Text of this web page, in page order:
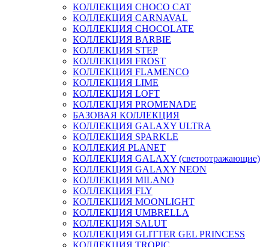
КОЛЛЕКЦИЯ CHOCO CAT
КОЛЛЕКЦИЯ CARNAVAL
КОЛЛЕКЦИЯ CHOCOLATE
КОЛЛЕКЦИЯ BARBIE
КОЛЛЕКЦИЯ STEP
КОЛЛЕКЦИЯ FROST
КОЛЛЕКЦИЯ FLAMENCO
КОЛЛЕКЦИЯ LIME
КОЛЛЕКЦИЯ LOFT
КОЛЛЕКЦИЯ PROMENADE
БАЗОВАЯ КОЛЛЕКЦИЯ
КОЛЛЕКЦИЯ GALAXY ULTRA
КОЛЛЕКЦИЯ SPARKLE
КОЛЛЕКИЯ PLANET
КОЛЛЕКЦИЯ GALAXY (светоотражающие)
КОЛЛЕКЦИЯ GALAXY NEON
КОЛЛЕКЦИЯ MILANO
КОЛЛЕКЦИЯ FLY
КОЛЛЕКЦИЯ MOONLIGHT
КОЛЛЕКЦИЯ UMBRELLA
КОЛЛЕКЦИЯ SALUT
КОЛЛЕКЦИЯ GLITTER GEL PRINCESS
КОЛЛЕКЦИЯ TROPIC